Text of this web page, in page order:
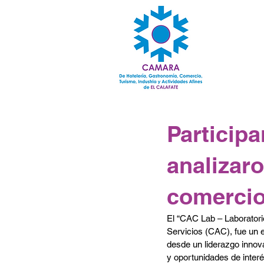
El “CAC Lab –
Servicios (CAC), fue un
desde un liderazgo
y oportunidades de